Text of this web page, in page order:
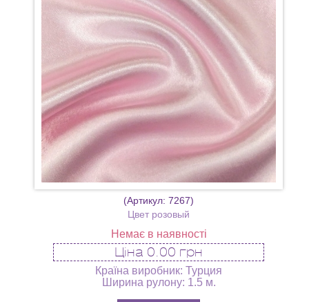
(Артикул: 7267)
Цвет розовый
Немає в наявності
Ціна 0.00 грн
Країна виробник: Турция
Ширина рулону: 1.5 м.